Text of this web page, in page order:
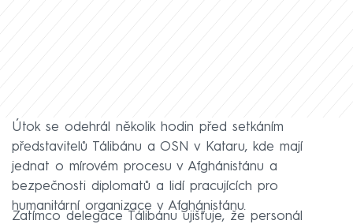
Útok se odehrál několik hodin před setkáním
představitelů Tálibánu a OSN v Kataru, kde mají
jednat o mírovém procesu v Afghánistánu a
bezpečnosti diplomatů a lidí pracujících pro
humanitární organizace v Afghánistánu.
Zatímco delegace Tálibánu ujišťuje, že personál